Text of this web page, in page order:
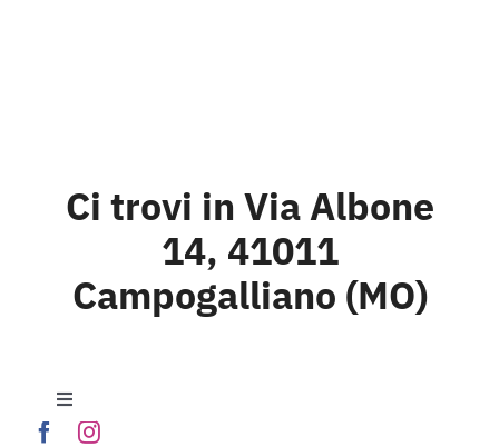
Ci trovi in Via Albone
14, 41011
Campogalliano (MO)
Toggle
Navigation